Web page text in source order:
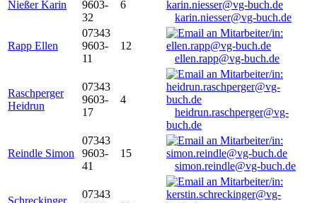
Nießer Karin
9603-
32
6
karin.niesser@vg-buch.de
Rapp Ellen
07343
9603-
11
12
ellen.rapp@vg-buch.de
Raschperger
Heidrun
07343
9603-
17
4
heidrun.raschperger@vg-
buch.de
Reindle Simon
07343
9603-
41
15
simon.reindle@vg-buch.de
Schreckinger
07343